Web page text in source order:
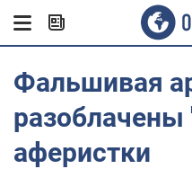
Фальшивая
аферистки